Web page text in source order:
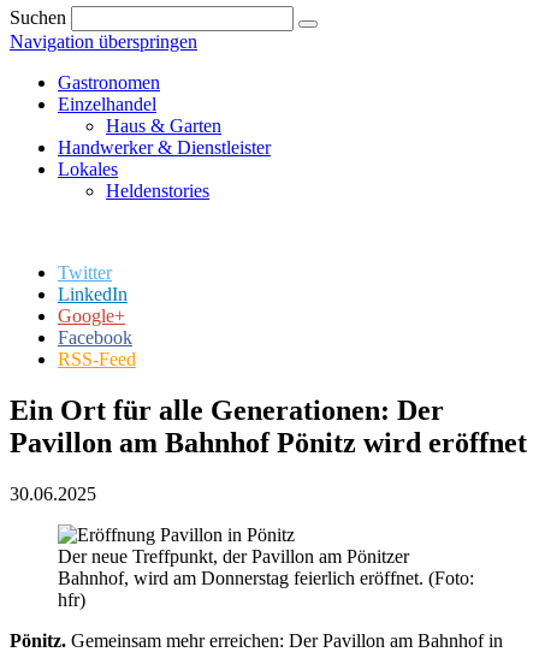
Suchen
Navigation überspringen
Gastronomen
Einzelhandel
Haus & Garten
Handwerker & Dienstleister
Lokales
Heldenstories
Twitter
LinkedIn
Google+
Facebook
RSS-Feed
Ein Ort für alle Generationen: Der
Pavillon am Bahnhof Pönitz wird eröffnet
30.06.2025
Der neue Treffpunkt, der Pavillon am Pönitzer
Bahnhof, wird am Donnerstag feierlich eröffnet. (Foto:
hfr)
Pönitz. Gemeinsam mehr erreichen: Der Pavillon am Bahnhof in